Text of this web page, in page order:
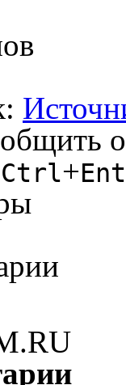
Ctrl+